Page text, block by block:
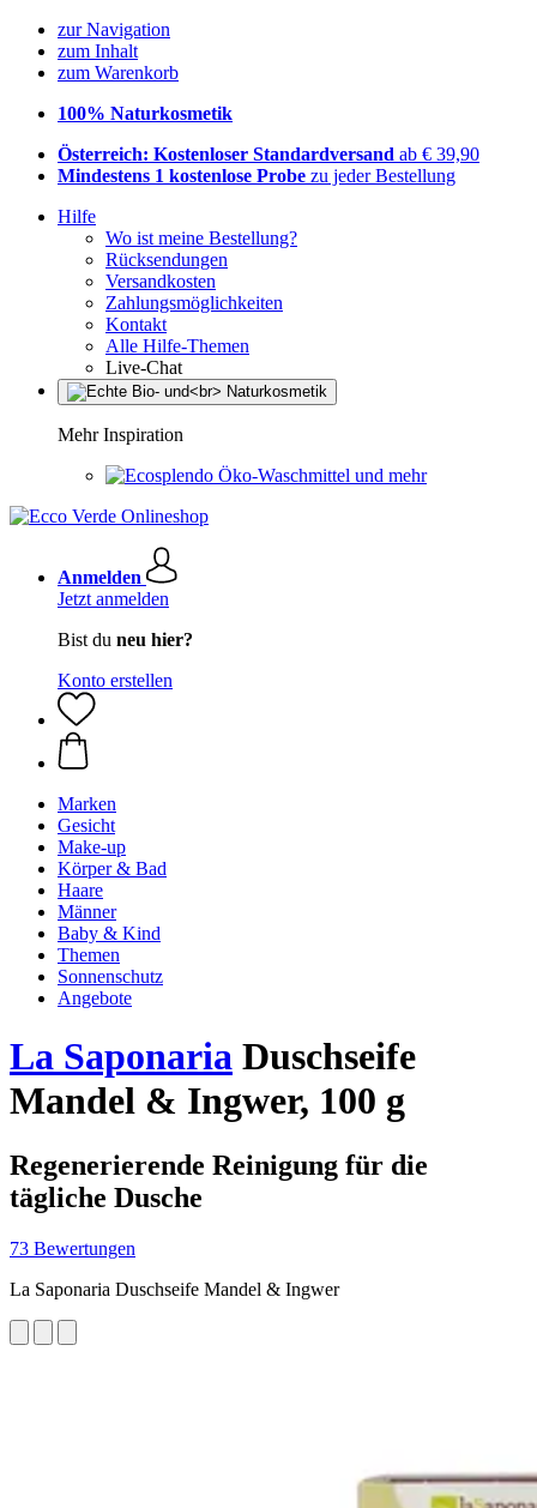
zur Navigation
zum Inhalt
zum Warenkorb
100% Naturkosmetik
Österreich: Kostenloser Standardversand ab € 39,90
Mindestens 1 kostenlose Probe zu jeder Bestellung
Hilfe
Wo ist meine Bestellung?
Rücksendungen
Versandkosten
Zahlungsmöglichkeiten
Kontakt
Alle Hilfe-Themen
Live-Chat
Mehr Inspiration
Öko-Waschmittel und mehr
Anmelden
Jetzt anmelden
Bist du neu hier?
Konto erstellen
Marken
Gesicht
Make-up
Körper & Bad
Haare
Männer
Baby & Kind
Themen
Sonnenschutz
Angebote
La Saponaria Duschseife
Mandel & Ingwer, 100 g
Regenerierende Reinigung für die
tägliche Dusche
73 Bewertungen
La Saponaria Duschseife Mandel & Ingwer